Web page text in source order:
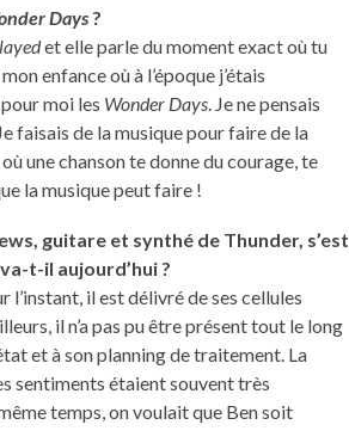
Days ?
et elle parle du moment exact où tu
enfance où à l’époque j’étais
moi les Wonder Days. Je ne pensais
faisais de la musique pour faire de la
une chanson te donne du courage, te
la musique peut faire !
guitare et synthé de Thunder, s’est
t-il aujourd’hui ?
l’instant, il est délivré de ses cellules
il n’a pas pu être présent tout le long
et à son planning de traitement. La
sentiments étaient souvent très
temps, on voulait que Ben soit